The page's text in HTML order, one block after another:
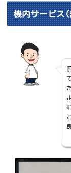
機内サービス